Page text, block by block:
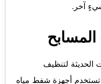
آخر.
الحديثة لتنظيف
تستخدم أجهزة شفط مياه